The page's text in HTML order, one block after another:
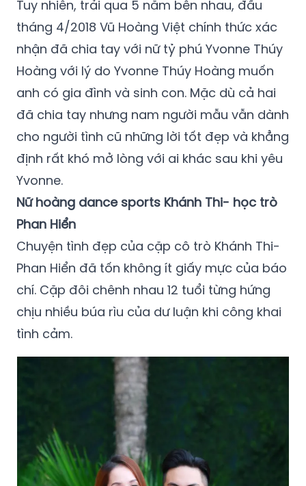
Tuy nhiên, trải qua 5 năm bên nhau, đầu
tháng 4/2018 Vũ Hoàng Việt chính thức xác
nhận đã chia tay với nữ tỷ phú Yvonne Thúy
Hoàng với lý do Yvonne Thúy Hoàng muốn
anh có gia đình và sinh con. Mặc dù cả hai
đã chia tay nhưng nam người mẫu vẫn dành
cho người tình cũ những lời tốt đẹp và khẳng
định rất khó mở lòng với ai khác sau khi yêu
Yvonne.
Nữ hoàng dance sports Khánh Thi- học trò
Phan Hiển
Chuyện tình đẹp của cặp cô trò Khánh Thi-
Phan Hiển đã tốn không ít giấy mực của báo
chí. Cặp đôi chênh nhau 12 tuổi từng hứng
chịu nhiều búa rìu của dư luận khi công khai
tình cảm.